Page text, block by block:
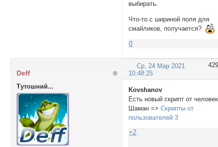
выбирать.
Что-то с шириной поля для
смайликов, получается?
0
429
Ср, 24 Мар 2021
10:48:25
Deff
Тутошний...
Kovshanov
Есть новый скрипт от
Шаман =>Скрипты от
пользователей 3
+2